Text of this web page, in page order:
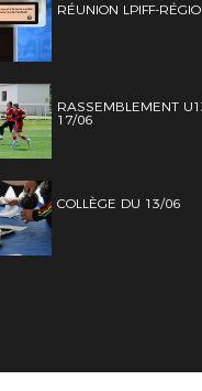
RÉUNION LPIFF-
RASSEMBLEMENT
17/06
COLLÈGE DU 13/06